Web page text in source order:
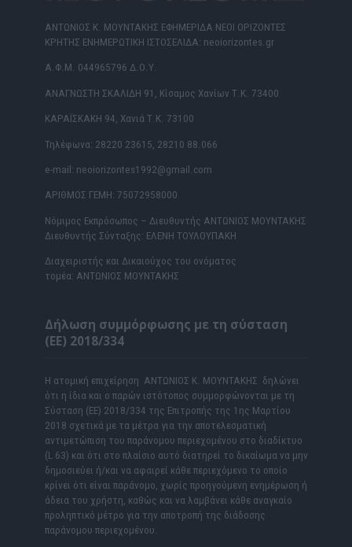
ΑΝΤΩΝΙΟΣ Κ. ΜΟΥΝΤΑΚΗΣ ΕΦΗΜΕΡΙΔΑ ΝΕΟΙ ΟΡΙΖΟΝΤΕΣ
ΚΡΗΤΗΣ ΕΝΗΜΕΡΩΤΙΚΗ ΙΣΤΟΣΕΛΙΔΑ: neoiorizontes.gr
Α.Φ.Μ. 044965796 Δ.Ο.Υ.
ΑΝΑΓΝΩΣΤΗ ΣΚΑΛΙΔΗ 91, Κίσαμος Χανίων Τ.Κ. 73400
ΚΑΡΑΪΣΚΑΚΗ 94, Χανιά Τ.Κ. 73100
Τηλέφωνα: 28220 23615, 28210 88.066
e-mail: neoiorizontes1992@gmail.com
ΑΡΙΘΜΟΣ ΓΕΜΗ: 75072958000
Νόμιμος Εκπρόσωπος – Διευθυντής ΑΝΤΩΝΙΟΣ ΜΟΥΝΤΑΚΗΣ
Διευθυντής Σύνταξης: ΕΛΕΝΗ ΤΟΥΛΟΥΠΑΚΗ
Διαχειριστής και Δικαιούχος του ονόματος
τομέα: ΑΝΤΩΝΙΟΣ ΜΟΥΝΤΑΚΗΣ
Δήλωση συμμόρφωσης με τη σύσταση
(ΕΕ) 2018/334
Η ατομική επιχείρηση ΑΝΤΩΝΙΟΣ Κ. ΜΟΥΝΤΑΚΗΣ δηλώνει
ότι η ίδια και ο παρών ιστότοπος συμμορφώνονται με τη
Σύσταση (ΕΕ) 2018/334 της Επιτροπής της 1ης Μαρτίου
2018 σχετικά με τα μέτρα για την αποτελεσματική
αντιμετώπιση του παράνομου περιεχομένου στο διαδίκτυο
(L 63) και ότι στο πλαίσιο αυτό διατηρεί το δικαίωμα να μην
δημοσιεύει ή/και να αφαιρεί κάθε περιεχόμενο το οποίο
κρίνει ότι είναι παράνομο, χωρίς προηγούμενη ενημέρωση ή
άδεια του χρήστη, καθώς και να λαμβάνει κάθε αναγκαίο
προληπτικό μέτρο για την αποτροπή της διάδοσης
παράνομου περιεχομένου.